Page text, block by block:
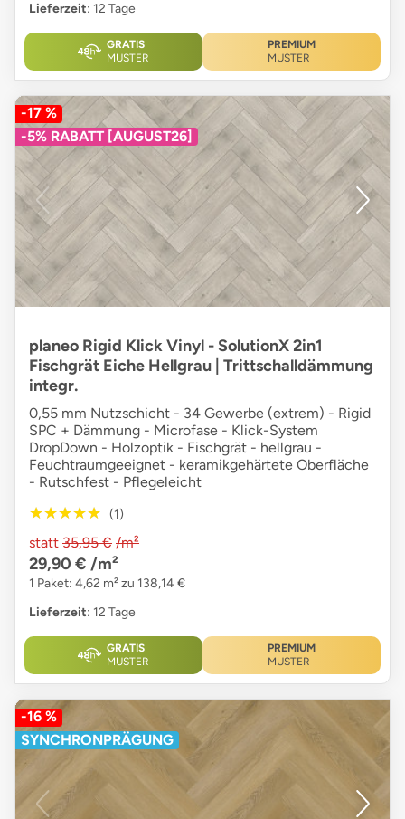
Lieferzeit: 12 Tage
GRATIS
MUSTER
PREMIUM
MUSTER
-17 %
-5% RABATT [AUGUST26]
planeo Rigid Klick Vinyl - SolutionX 2in1
Fischgrät Eiche Hellgrau | Trittschalldämmung
integr.
0,55 mm Nutzschicht - 34 Gewerbe (extrem) - Rigid
SPC + Dämmung - Microfase - Klick-System
DropDown - Holzoptik - Fischgrät - hellgrau -
Feuchtraumgeeignet - keramikgehärtete Oberfläche
- Rutschfest - Pflegeleicht
★★★★★
★★★★★ (1)
statt 35,95 € /m²
29,90 € /m²
1 Paket: 4,62 m² zu 138,14 €
Lieferzeit: 12 Tage
GRATIS
MUSTER
PREMIUM
MUSTER
-16 %
SYNCHRONPRÄGUNG